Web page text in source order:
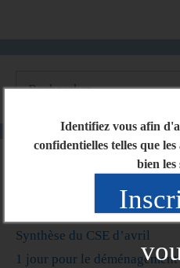
Identifiez vous afin
confidentielles telles que
bien les
Synthèse du CSE de mai
Synthèse du CSE d’avril
1 jour pour le